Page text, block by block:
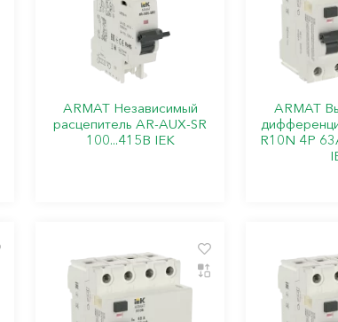
ARMAT Независимый
расцепитель AR-AUX-SR
100...415В IEK
ARMAT
R10N 4P